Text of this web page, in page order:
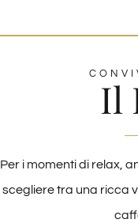
Il
Per i momenti di relax,
scegliere tra una ricca